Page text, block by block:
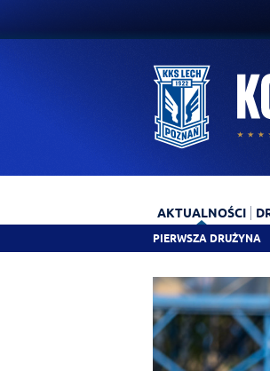
AKTUALNOŚCI
PIERWSZA DRUŻYNA